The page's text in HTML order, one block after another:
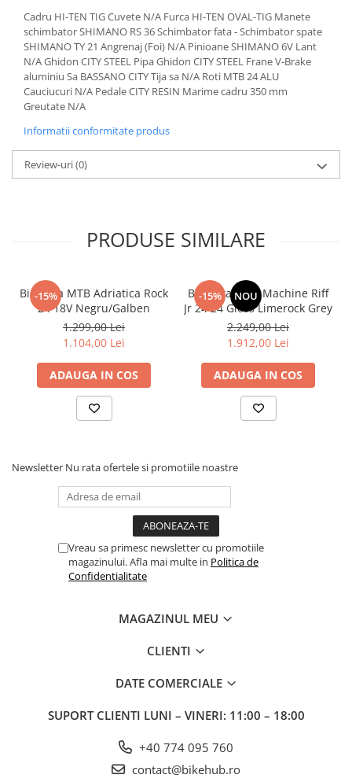
Cadru HI-TEN TIG Cuvete N/A Furca HI-TEN OVAL-TIG Manete
schimbator SHIMANO RS 36 Schimbator fata - Schimbator spate
SHIMANO TY 21 Angrenaj (Foi) N/A Pinioane SHIMANO 6V Lant
N/A Ghidon CITY STEEL Pipa Ghidon CITY STEEL Frane V-Brake
aluminiu Sa BASSANO CITY Tija sa N/A Roti MTB 24 ALU
Cauciucuri N/A Pedale CITY RESIN Marime cadru 350 mm
Greutate N/A
Informatii conformitate produs
Review-uri(0)
PRODUSE SIMILARE
-15%
Bicicleta MTB Adriatica Rock
24 18V Negru/Galben
1.299,00 Lei
1.104,00 Lei
ADAUGA IN COS
-15% NOU
Bicicleta Rock Machine Riff
Jr 24 24 Gloss Limerock Grey
2.249,00 Lei
1.912,00 Lei
ADAUGA IN COS
Newsletter Nu rata ofertele si promotiile noastre
Vreau sa primesc newsletter cu promotiile
magazinului. Afla mai multe in Politica de
Confidentialitate
MAGAZINUL MEU
CLIENTI
DATE COMERCIALE
SUPORT CLIENTI LUNI – VINERI: 11:00 – 18:00
+40 774 095 760
contact@bikehub.ro